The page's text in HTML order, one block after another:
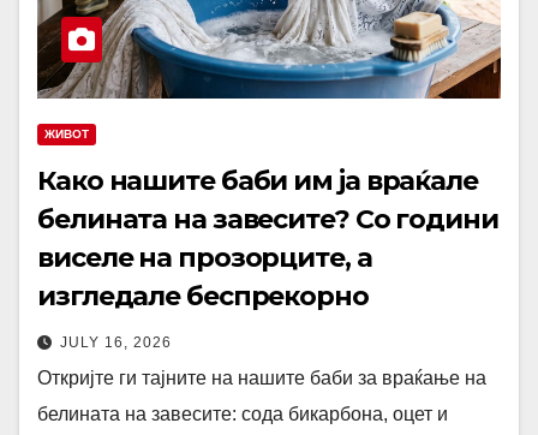
ЖИВОТ
Како нашите баби им ја враќале
белината на завесите? Со години
виселе на прозорците, а
изгледале беспрекорно
JULY 16, 2026
Откријте ги тајните на нашите баби за враќање на
белината на завесите: сода бикарбона, оцет и